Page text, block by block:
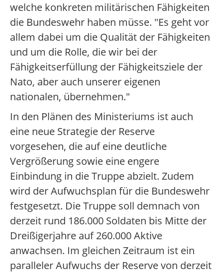
welche konkreten militärischen Fähigkeiten
die Bundeswehr haben müsse. "Es geht vor
allem dabei um die Qualität der Fähigkeiten
und um die Rolle, die wir bei der
Fähigkeitserfüllung der Fähigkeitsziele der
Nato, aber auch unserer eigenen
nationalen, übernehmen."
In den Plänen des Ministeriums ist auch
eine neue Strategie der Reserve
vorgesehen, die auf eine deutliche
Vergrößerung sowie eine engere
Einbindung in die Truppe abzielt. Zudem
wird der Aufwuchsplan für die Bundeswehr
festgesetzt. Die Truppe soll demnach von
derzeit rund 186.000 Soldaten bis Mitte der
Dreißigerjahre auf 260.000 Aktive
anwachsen. Im gleichen Zeitraum ist ein
paralleler Aufwuchs der Reserve von derzeit